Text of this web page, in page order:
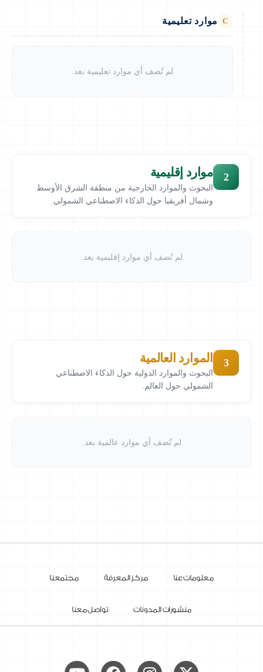
C موارد تعليمية
لم تُضف أي موارد تعليمية بعد.
2 موارد إقليمية
البحوث والموارد الخارجية من منطقة الشرق الأوسط
وشمال أفريقيا حول الذكاء الاصطناعي الشمولي.
لم تُضف أي موارد إقليمية بعد.
3 الموارد العالمية
البحوث والموارد الدولية حول الذكاء الاصطناعي
الشمولي حول العالم.
لم تُضف أي موارد عالمية بعد.
معلومات عنا مركز المعرفة مجتمعنا
منشورات المدونات تواصل معنا